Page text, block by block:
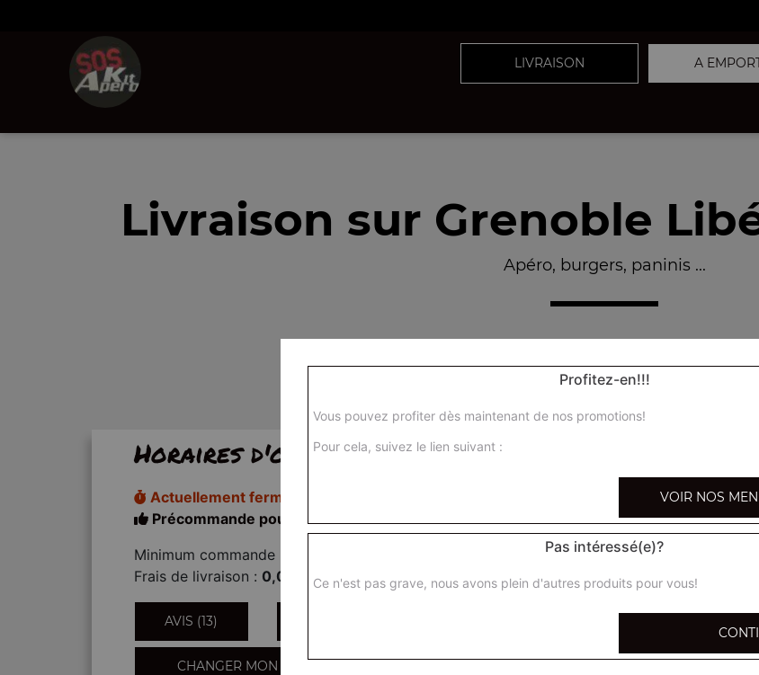
LIVRAISON A
Livraison sur Grenoble
Apéro, burgers, paninis ...
Horaires d'ouverture
Actuellement fermé
Précommande pour 18h00
Minimum commande :
Frais de livraison : 0,00€
AVIS (13)
CHANGER MON QUARTIER
Profitez-en!!!
Vous pouvez profiter dès maintenant de nos promotions!
Pour cela, suivez le lien suivant :
VOIR NOS
Pas intéressé(e)?
Ce n'est pas grave, nous avons plein d'autres produits pour vous!